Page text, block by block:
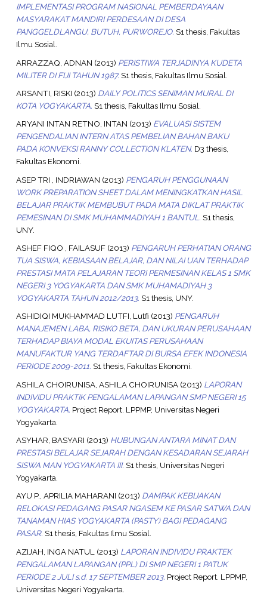
IMPLEMENTASI PROGRAM NASIONAL PEMBERDAYAAN
MASYARAKAT MANDIRI PERDESAAN DI DESA
PANGGELDLANGU, BUTUH, PURWOREJO. S1 thesis, Fakultas
Ilmu Sosial.
ARRAZZAQ, ADNAN (2013) PERISTIWA TERJADINYA KUDETA
MILITER DI FIJI TAHUN 1987.S1 thesis, Fakultas Ilmu Sosial.
ARSANTI, RISKI (2013) DAILY POLITICS SENIMAN MURAL DI
KOTA YOGYAKARTA. S1 thesis, Fakultas Ilmu Sosial.
ARYANI INTAN RETNO, INTAN (2013) EVALUASI SISTEM
PENGENDALIAN INTERN ATAS PEMBELIAN BAHAN BAKU
PADA KONVEKSI RANNY COLLECTION KLATEN. D3 thesis,
Fakultas Ekonomi.
ASEP TRI , INDRIAWAN (2013) PENGARUH PENGGUNAAN
WORK PREPARATION SHEET DALAM MENINGKATKAN HASIL
BELAJAR PRAKTIK MEMBUBUT PADA MATA DIKLAT PRAKTIK
PEMESINAN DI SMK MUHAMMADIYAH 1 BANTUL. S1 thesis,
UNY.
ASHEF FIQO , FAILASUF(2013) PENGARUH PERHATIAN ORANG
TUA SISWA, KEBIASAAN BELAJAR, DAN NILAI UAN TERHADAP
PRESTASI MATA PELAJARAN TEORI PERMESINAN KELAS 1 SMK
NEGERI 3 YOGYAKARTA DAN SMK MUHAMADIYAH 3
YOGYAKARTA TAHUN 2012/2013. S1 thesis, UNY.
ASHIDIQI MUKHAMMAD LUTFI, Lutfi (2013) PENGARUH
MANAJEMEN LABA, RISIKO BETA, DAN UKURAN PERUSAHAAN
TERHADAP BIAYA MODAL EKUITAS PERUSAHAAN
MANUFAKTUR YANG TERDAFTAR DI BURSA EFEK INDONESIA
PERIODE 2009-2011. S1 thesis, Fakultas Ekonomi.
ASHILA CHOIRUNISA, ASHILA CHOIRUNISA(2013) LAPORAN
INDIVIDU PRAKTIK PENGALAMAN LAPANGAN SMP NEGERI 15
YOGYAKARTA. Project Report. LPPMP, Universitas Negeri
Yogyakarta.
ASYHAR, BASYARI (2013) HUBUNGAN ANTARA MINAT DAN
PRESTASI BELAJAR SEJARAH DENGAN KESADARAN SEJARAH
SISWA MAN YOGYAKARTA III. S1 thesis, Universitas Negeri
Yogyakarta.
AYU P., APRILIA MAHARANI (2013) DAMPAK KEBIJAKAN
RELOKASI PEDAGANG PASAR NGASEM KE PASAR SATWA DAN
TANAMAN HIAS YOGYAKARTA (PASTY) BAGI PEDAGANG
PASAR. S1 thesis, Fakultas Ilmu Sosial.
AZIJAH, INGA NATUL
(2013) LAPORAN INDIVIDU PRAKTEK
PENGALAMAN LAPANGAN (PPL) DI SMP NEGERI 1 PATUK
PERIODE 2 JULI s.d. 17 SEPTEMBER 2013. Project Report. LPPMP,
Universitas Negeri Yogyakarta.